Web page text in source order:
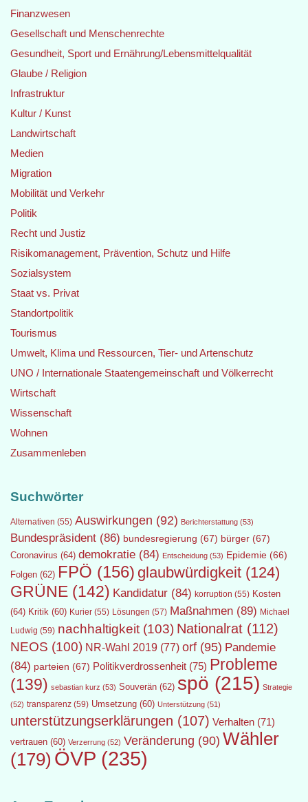
Finanzwesen
Gesellschaft und Menschenrechte
Gesundheit, Sport und Ernährung/Lebensmittelqualität
Glaube / Religion
Infrastruktur
Kultur / Kunst
Landwirtschaft
Medien
Migration
Mobilität und Verkehr
Politik
Recht und Justiz
Risikomanagement, Prävention, Schutz und Hilfe
Sozialsystem
Staat vs. Privat
Standortpolitik
Tourismus
Umwelt, Klima und Ressourcen, Tier- und Artenschutz
UNO / Internationale Staatengemeinschaft und Völkerrecht
Wirtschaft
Wissenschaft
Wohnen
Zusammenleben
Suchwörter
Alternativen (55) Auswirkungen (92) Berichterstattung (53)
Bundespräsident (86) bundesregierung (67) bürger (67)
Coronavirus (64) demokratie (84) Entscheidung (53) Epidemie (66)
Folgen (62) FPÖ (156) glaubwürdigkeit (124)
GRÜNE (142) Kandidatur (84) korruption (55) Kosten
(64) Kritik (60) Kurier (55) Lösungen (57) Maßnahmen (89) Michael
Ludwig (59) nachhaltigkeit (103) Nationalrat (112)
NEOS (100) NR-Wahl 2019 (77) orf (95) Pandemie
(84) parteien (67) Politikverdrossenheit (75) Probleme
(139) sebastian kurz (53) Souverän (62) spö (215) Strategie
(52) transparenz (59) Umsetzung (60) Unterstützung (51)
unterstützungserklärungen (107) Verhalten (71)
vertrauen (60) Verzerrung (52) Veränderung (90) Wähler
(179) ÖVP (235)